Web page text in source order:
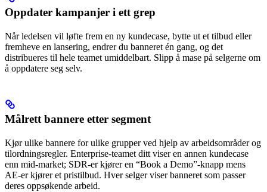
Oppdater kampanjer i ett grep
Når ledelsen vil løfte frem en ny kundecase, bytte ut et tilbud eller
fremheve en lansering, endrer du banneret én gang, og det
distribueres til hele teamet umiddelbart. Slipp å mase på selgerne om
å oppdatere seg selv.
Målrett bannere etter segment
Kjør ulike bannere for ulike grupper ved hjelp av arbeidsområder og
tilordningsregler. Enterprise-teamet ditt viser en annen kundecase
enn mid-market; SDR-er kjører en “Book a Demo”-knapp mens
AE-er kjører et pristilbud. Hver selger viser banneret som passer
deres oppsøkende arbeid.